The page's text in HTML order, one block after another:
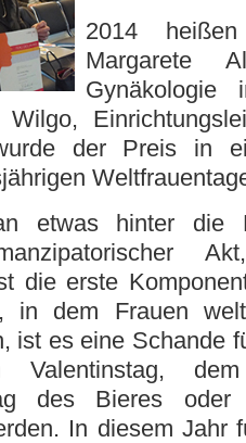
2014
Margarete
Gynäkologie
der Preis in
etwas hinter die
die erste
in dem Frauen
ist es eine Schande
des Bieres oder
In diesem Jahr